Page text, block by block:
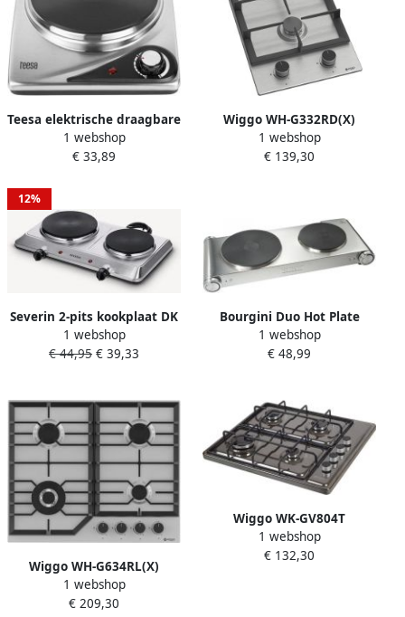
Teesa elektrische draagbare
kookplaat 1-pits 1500 Watt
TSA0202
1 webshop
€ 33,89
Wiggo WH-G332RD(X)
Inbouw Gaskookplaat 30 cm
2 Kookzones Gietijzeren
1 webshop
€ 139,30
12%
Severin 2-pits kookplaat DK
1014 ca. 2.500 w traploze
temperatuurinstelling 2
1 webshop
€ 44,95 € 39,33
Bourgini Duo Hot Plate
Elektrische Kookplaat 2 pits
1 webshop
€ 48,99
Wiggo WH-G634RL(X)
Inbouw Gaskookplaat Wok
brander 60 cm 4 Kookzones
1 webshop
€ 209,30
Wiggo WK-GV804T
Vrijstaande gaskookplaat
60 cm Titanium
1 webshop
€ 132,30